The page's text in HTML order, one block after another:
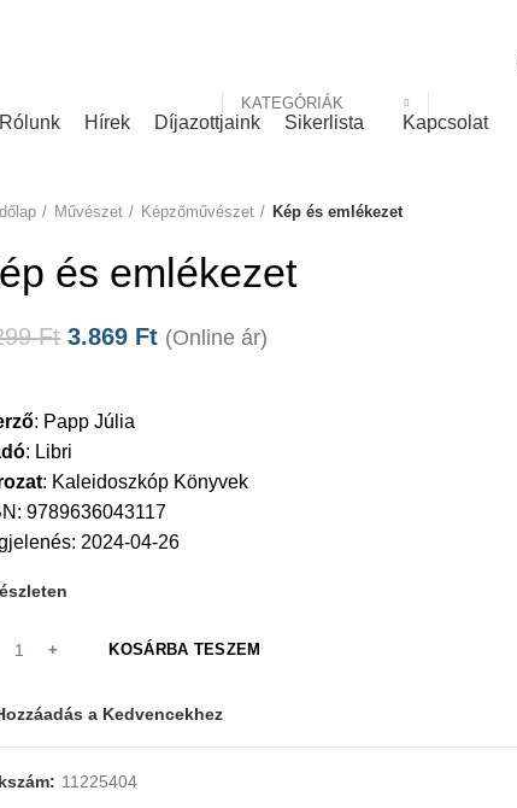
KATEGÓRIÁK
Rólunk Hírek Díjazottjaink Sikerlista Kapcsolat
Művészet Képzőművészet Kép és emlékezet
és emlékezet
Ft 3.869 Ft (Online ár)
: Papp Júlia
: Libri
: Kaleidoszkóp Könyvek
9789636043117
2024-04-26
KOSÁRBA TESZEM
a Kedvencekhez
11225404